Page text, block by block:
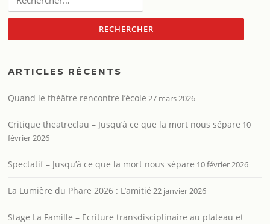
ARTICLES RÉCENTS
Quand le théâtre rencontre l’école 27 mars 2026
Critique theatreclau – Jusqu’à ce que la mort nous sépare 10
février 2026
Spectatif – Jusqu’à ce que la mort nous sépare 10 février 2026
La Lumière du Phare 2026 : L’amitié 22 janvier 2026
Stage La Famille – Ecriture transdisciplinaire au plateau et